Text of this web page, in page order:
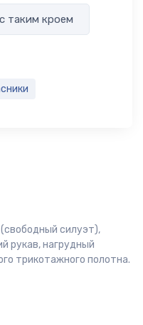
таким кроем
силуэт),
рукав, нагрудный
трикотажного полотна.